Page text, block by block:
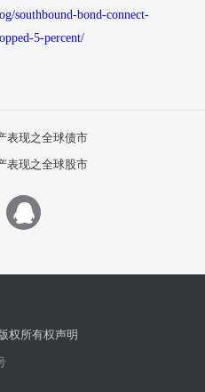
southbound-bond-connect-
5-percent/
表现之全球债市
表现之全球股市
权所有权声明